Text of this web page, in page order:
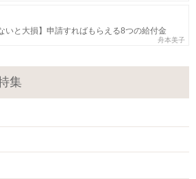
いと大損】申請すればもらえる8つの給付金
舟本美子
集